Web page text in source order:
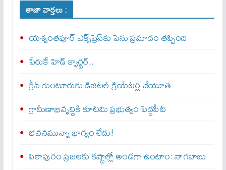
తాజా వార్తలు :
యశ్వంతపూర్ ఎక్స్‌ప్రెస్‌కు పెను ప్రమాదం తప్పింది
పేరుకే హెడ్ క్వార్టర్..
గ్రీన్ గుంటూరుకు డిజిటల్ క్రియేటర్ల చేయూత
గ్రామీణాభివృద్ధికి కూటమి ప్రభుత్వం పెద్దపీట
భవనమున్నా భాగ్యం లేదు!
పిఠాపురం ప్రజలకు కష్టాల్లో అండగా ఉంటాం: నాగబాబు